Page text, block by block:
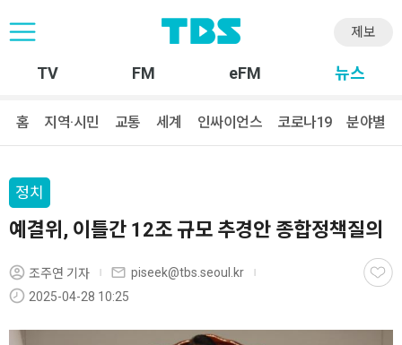
제보
TV FM eFM 뉴스
홈 지역·시민 교통 세계 인싸이언스 코로나19 분야별
정치
예결위, 이틀간 12조 규모 추경안 종합정책질의
조주연 기자
piseek@tbs.seoul.kr
2025-04-28 10:25